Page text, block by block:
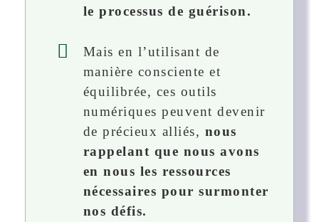
le processus de guérison.
Mais en l’utilisant de
manière consciente et
équilibrée, ces outils
numériques peuvent devenir
de précieux alliés, nous
rappelant que nous avons
en nous les ressources
nécessaires pour surmonter
nos défis.